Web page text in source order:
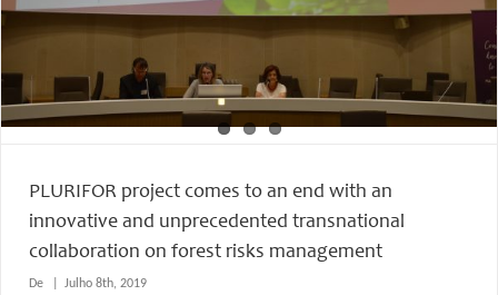
PLURIFOR project comes to an end with an
innovative and unprecedented transnational
collaboration on forest risks management
De Julho 8th, 2019